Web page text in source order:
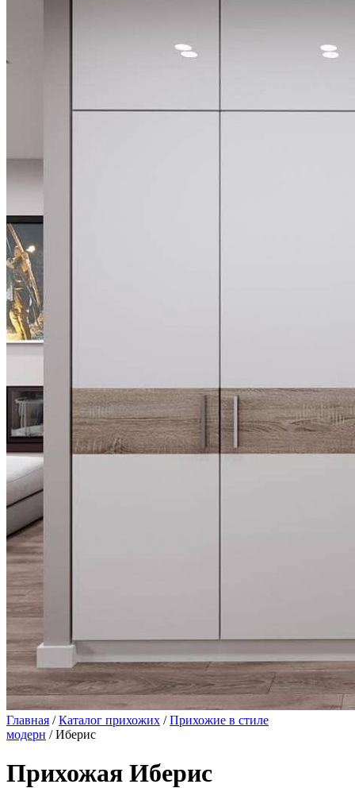
Главная /Каталог прихожих /Прихожие в стиле
модерн / Иберис
Прихожая Иберис